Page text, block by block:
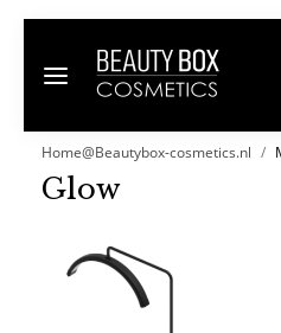
Home@Beautybox-cosmetics.nl
Glow